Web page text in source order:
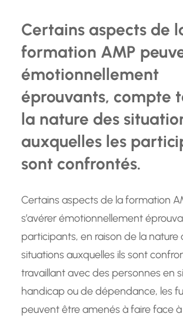
Certains aspects de
formation AMP
émotionnellement
éprouvants, compte
la nature des
auxquelles les
sont confrontés.
Certains aspects de la formation
s’avérer émotionnellement
participants, en raison de la nature
situations auxquelles ils sont
travaillant avec des personnes en
handicap ou de dépendance, les
peuvent être amenés à faire face